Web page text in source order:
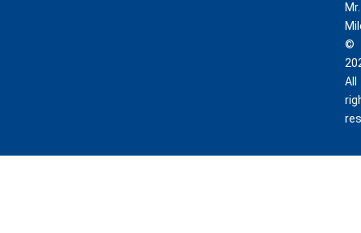
Mr.
©
All